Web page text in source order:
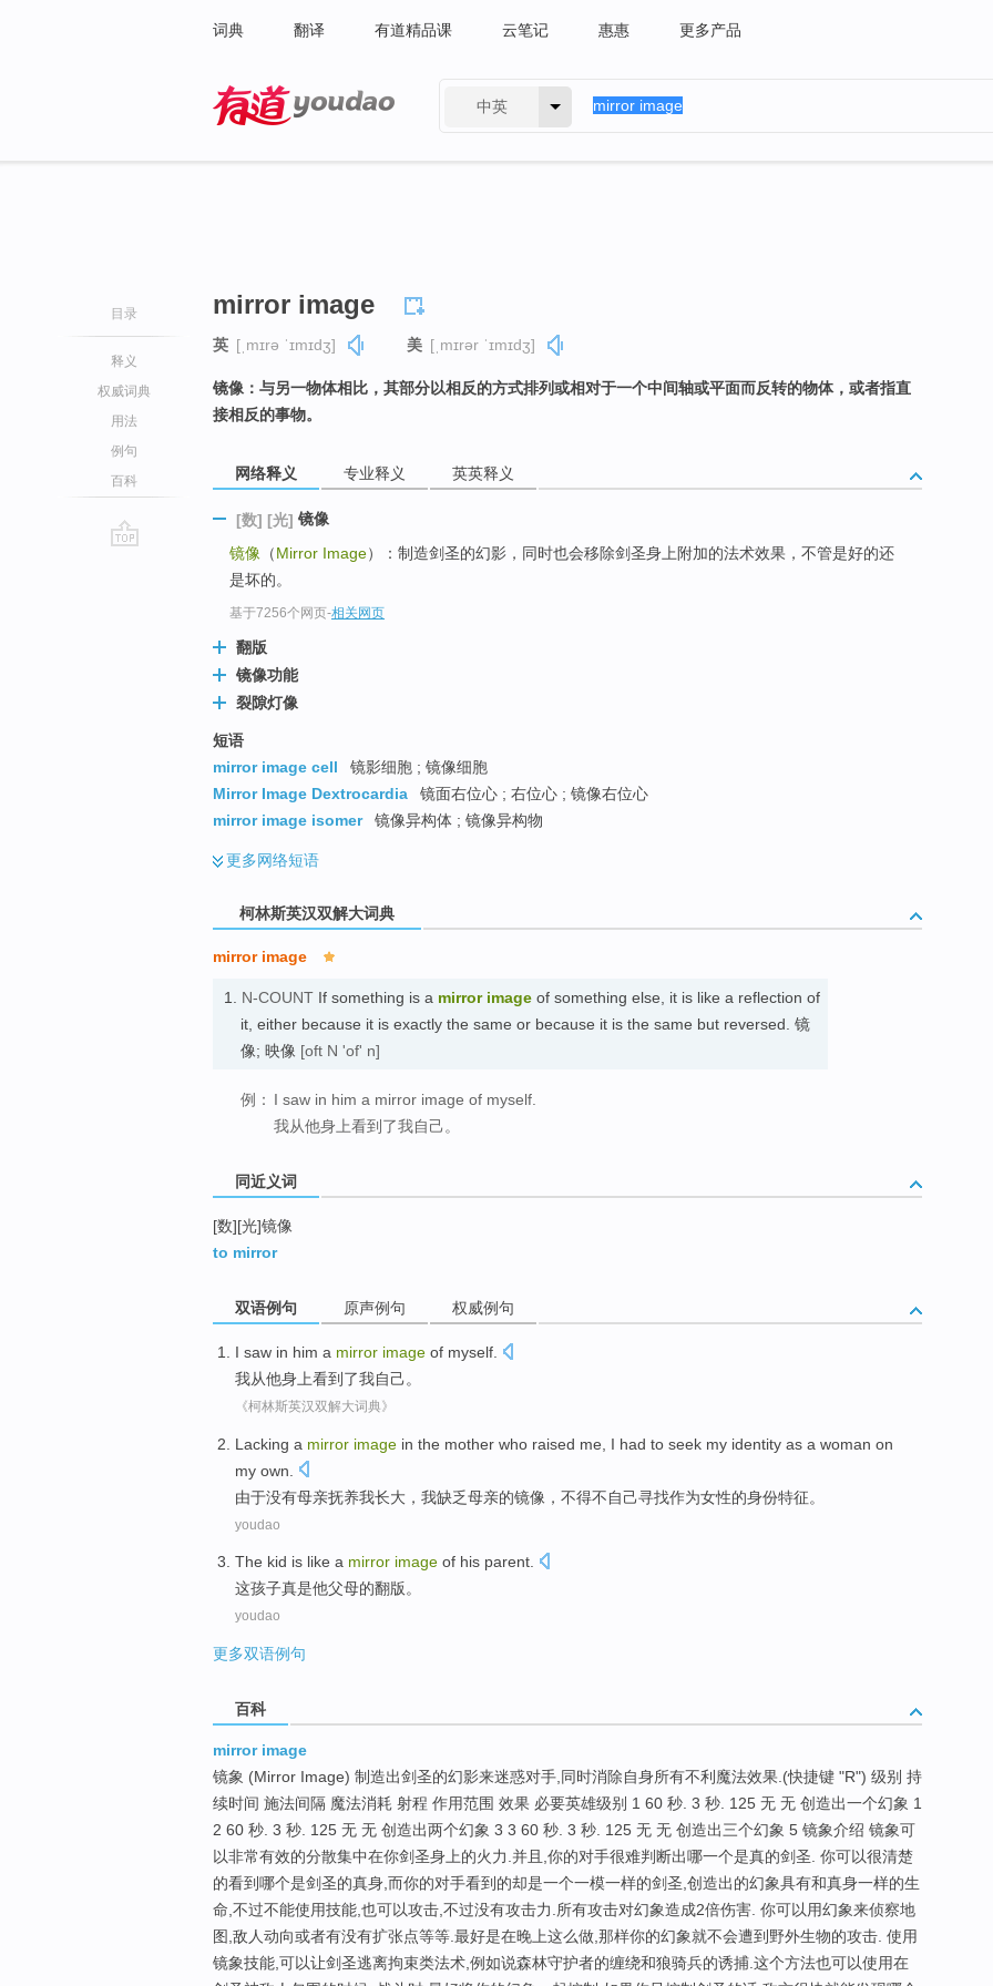
词典 翻译 有道精品课 云笔记 惠惠 更多产品
中英
目录
释义
权威词典
用法
例句
百科
mirror image
英 [ˌmɪrə ˈɪmɪdʒ] 美 [ˌmɪrər ˈɪmɪdʒ]
镜像：与另一物体相比，其部分以相反的方式排列或相对于一个中间轴或平面而反转的物体，或者指直
接相反的事物。
网络释义 专业释义 英英释义
[数] [光] 镜像
镜像 （Mirror Image）：制造剑圣的幻影，同时也会移除剑圣身上附加的法术效果，不管是好的还
是坏的。
基于7256个网页-相关网页
翻版
镜像功能
裂隙灯像
短语
mirror image cell
镜影细胞 ; 镜像细胞
Mirror Image Dextrocardia
镜面右位心 ; 右位心 ; 镜像右位心
mirror image isomer
镜像异构体 ; 镜像异构物
更多网络短语
柯林斯英汉双解大词典
mirror image
1. N-COUNT If something is a mirror image of something else, it is like a reflection of
it, either because it is exactly the same or because it is the same but reversed. 镜
像; 映像 [oft N 'of' n]
例： I saw in him a mirror image of myself.
我从他身上看到了我自己。
同近义词
[数][光]镜像
to mirror
双语例句 原声例句 权威例句
I saw in him a mirror image of myself
我从他身上看到了我自己。
《柯林斯英汉双解大词典》
Lacking a mirror image in the mother who raised me , I had to seek my identity as a woman on
my own
由于没有母亲抚养我长大，我缺乏母亲的镜像 ， 不得不自己寻找作为女性的身份特征。
youdao
The kid is like a mirror image of his parent.
这孩子真是他父母的翻版。
youdao
更多双语例句
百科
mirror image
镜象 (Mirror Image) 制造出剑圣的幻影来迷惑对手,同时消除自身所有不利魔法效果.(快捷键 "R") 级别 持
续时间 施法间隔 魔法消耗 射程 作用范围 效果 必要英雄级别 1 60 秒. 3 秒. 125 无 无 创造出一个幻象 1
2 60 秒. 3 秒. 125 无 无 创造出两个幻象 3 3 60 秒. 3 秒. 125 无 无 创造出三个幻象 5 镜象介绍 镜象可
以非常有效的分散集中在你剑圣身上的火力.并且,你的对手很难判断出哪一个是真的剑圣. 你可以很清楚
的看到哪个是剑圣的真身,而你的对手看到的却是一个一模一样的剑圣,创造出的幻象具有和真身一样的生
命,不过不能使用技能,也可以攻击,不过没有攻击力.所有攻击对幻象造成2倍伤害. 你可以用幻象来侦察地
图,敌人动向或者有没有扩张点等等.最好是在晚上这么做,那样你的幻象就不会遭到野外生物的攻击. 使用
镜象技能,可以让剑圣逃离拘束类法术,例如说森林守护者的缠绕和狼骑兵的诱捕.这个方法也可以使用在